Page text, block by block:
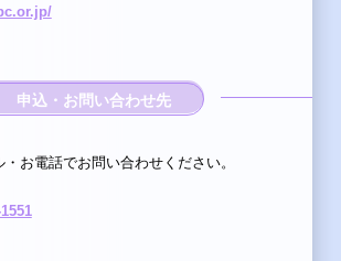
申込・お問い合わせ先
お電話でお問い合わせください。